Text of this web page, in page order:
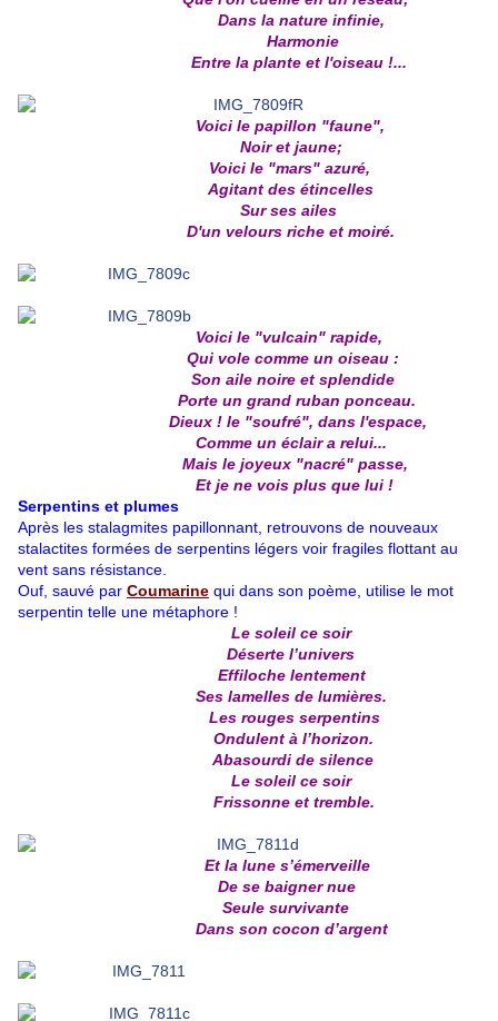
Dans la nature infinie,
Harmonie
Entre la plante et l'oiseau !...
Voici le papillon "faune",
Noir et jaune;
Voici le "mars" azuré,
Agitant des étincelles
Sur ses ailes
D'un velours riche et moiré.
Voici le "vulcain" rapide,
Qui vole comme un oiseau :
Son aile noire et splendide
Porte un grand ruban ponceau.
Dieux ! le "soufré", dans l'espace,
Comme un éclair a relui...
Mais le joyeux "nacré" passe,
Et je ne vois plus que lui !
Serpentins et plumes
Après les stalagmites papillonnant, retrouvons de nouveaux
stalactites formées de serpentins légers voir fragiles flottant au
vent sans résistance.
Ouf, sauvé par Coumarine qui dans son poème, utilise le mot
serpentin telle une métaphore !
Le soleil ce soir
Déserte l’univers
Effiloche lentement
Ses lamelles de lumières.
Les rouges serpentins
Ondulent à l’horizon.
Abasourdi de silence
Le soleil ce soir
Frissonne et tremble.
Et la lune s’émerveille
De se baigner nue
Seule survivante
Dans son cocon d’argent